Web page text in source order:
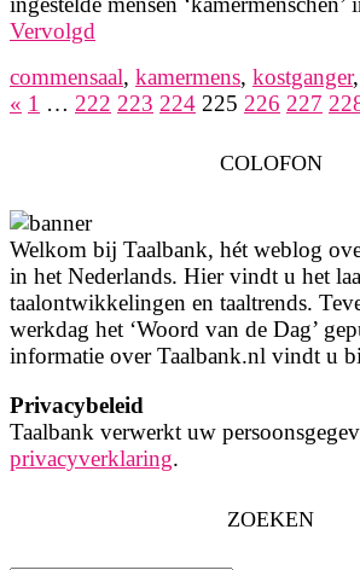
Vervolgd
commensaal, kamermens, kostganger,
Berichten
« 1 … 222 223 224 225 226 227
COLOFON
Welkom bij Taalbank, hét weblog
in het Nederlands. Hier vindt u het
taalontwikkelingen en taaltrends.
werkdag het ‘Woord van de Dag’
informatie over Taalbank.nl vindt u
Privacybeleid
Taalbank verwerkt uw
privacyverklaring.
ZOEKEN